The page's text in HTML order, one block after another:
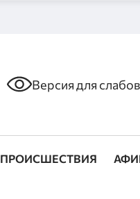
Версия для
ПРОИСШЕСТВИЯ